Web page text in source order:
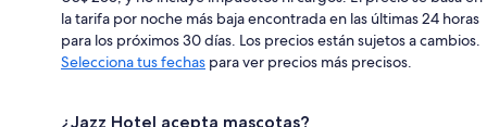
la tarifa por noche más baja encontrada en las últimas 24 horas
para los próximos 30 días. Los precios están sujetos a cambios.
Selecciona tus fechas para ver precios más precisos.
¿Jazz Hotel acepta mascotas?